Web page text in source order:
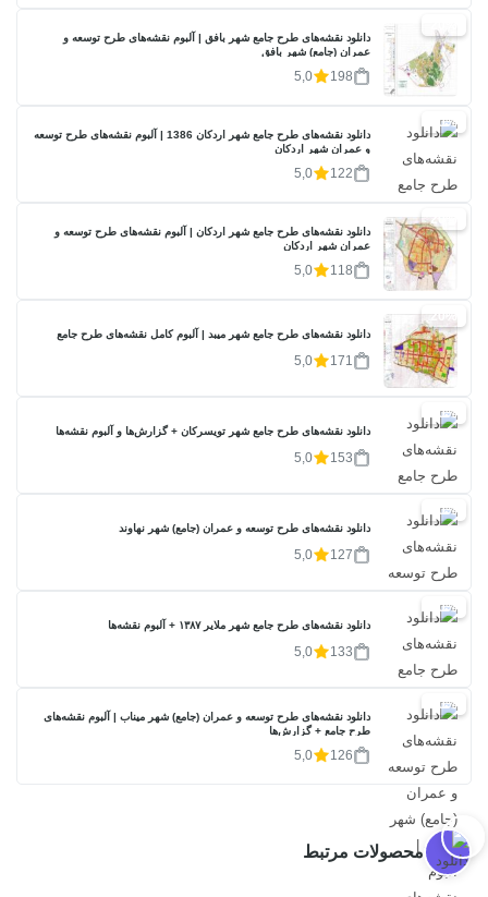
دانلود نقشه‌های طرح جامع شهر بافق | آلبوم نقشه‌های طرح توسعه و
عمران (جامع) شهر بافق
198
5,0
20%
دانلود نقشه‌های طرح جامع شهر اردکان 1386 | آلبوم نقشه‌های طرح توسعه
و عمران شهر اردکان
122
5,0
دانلود نقشه‌های طرح جامع شهر اردکان | آلبوم نقشه‌های طرح توسعه و
عمران شهر اردکان
118
5,0
20%
دانلود نقشه‌های طرح جامع شهر میبد | آلبوم کامل نقشه‌های طرح جامع
171
5,0
20%
دانلود نقشه‌های طرح جامع شهر تویسرکان + گزارش‌ها و آلبوم نقشه‌ها
153
5,0
20%
دانلود نقشه‌های طرح توسعه و عمران (جامع) شهر نهاوند
127
5,0
20%
دانلود نقشه‌های طرح جامع شهر ملایر ۱۳۸۷ + آلبوم نقشه‌ها
133
5,0
20%
دانلود نقشه‌های طرح توسعه و عمران (جامع) شهر میناب | آلبوم نقشه‌های
طرح جامع + گزارش‌ها
126
5,0
محصولات مرتبط